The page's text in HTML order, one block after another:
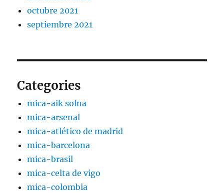
octubre 2021
septiembre 2021
Categories
mica-aik solna
mica-arsenal
mica-atlético de madrid
mica-barcelona
mica-brasil
mica-celta de vigo
mica-colombia